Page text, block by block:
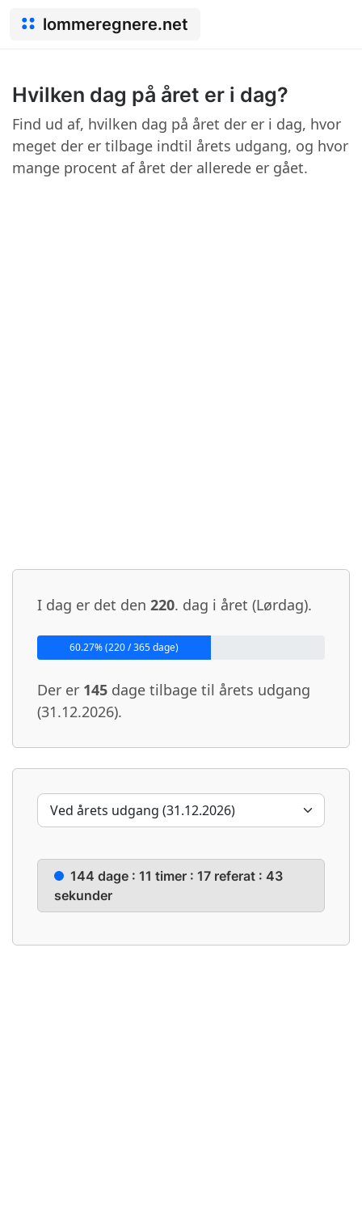
lommeregnere.net
Hvilken dag på året er i dag?
Find ud af, hvilken dag på året der er i dag, hvor
meget der er tilbage indtil årets udgang, og hvor
mange procent af året der allerede er gået.
I dag er det den 220. dag i året (Lørdag).
60.27% (220 / 365 dage)
Der er 145 dage tilbage til årets udgang
(31.12.2026).
144 dage : 11 timer : 17 referat : 43
sekunder